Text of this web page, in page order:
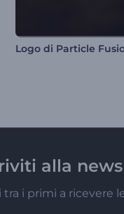
Logo di Particle
alla
tra i primi a ricevere